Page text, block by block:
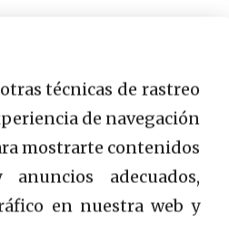
(DHA) es un
Omega-3 que se han
cantidades en las
esperma.
técnicas de rastreo
de navegación
mostrarte contenidos
anuncios adecuados,
en nuestra web y